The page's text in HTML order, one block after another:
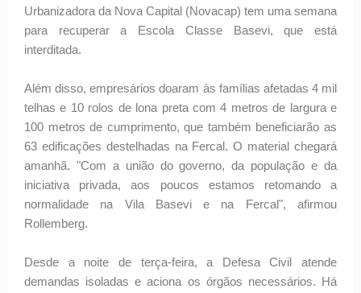
Urbanizadora da Nova Capital (Novacap) tem uma semana
para recuperar a Escola Classe Basevi, que está
interditada.
Além disso, empresários doaram às famílias afetadas 4 mil
telhas e 10 rolos de lona preta com 4 metros de largura e
100 metros de cumprimento, que também beneficiarão as
63 edificações destelhadas na Fercal. O material chegará
amanhã. "Com a união do governo, da população e da
iniciativa privada, aos poucos estamos retomando a
normalidade na Vila Basevi e na Fercal", afirmou
Rollemberg.
Desde a noite de terça-feira, a Defesa Civil atende
demandas isoladas e aciona os órgãos necessários. Há